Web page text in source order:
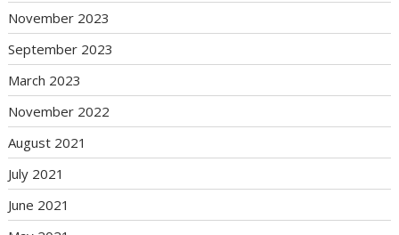
November 2023
September 2023
March 2023
November 2022
August 2021
July 2021
June 2021